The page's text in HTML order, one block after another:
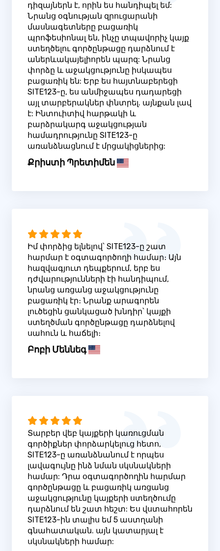
դիզայներն է, որին ես հանդիպել եմ:
Նրանց օգնության զրուցարանի
մասնագետները բացառիկ
պրոֆեսիոնալ են, ինչը տպավորիչ կայք
ստեղծելու գործընթացը դարձնում է
աներևակայելիորեն պարզ: Նրանց
փորձը և աջակցությունը իսկապես
բացառիկ են: Երբ ես հայտնաբերեցի
SITE123-ը, ես անմիջապես դադարեցի
այլ տարբերակներ փնտրել. այնքան լավ
է: Ինտուիտիվ հարթակի և
բարձրակարգ աջակցության
համադրությունը SITE123-ը
առանձնացնում է մրցակիցներից:
Քրիստի Պրետիմեն
Իմ փորձից ելնելով՝ SITE123-ը շատ
հարմար է օգտագործողի համար։ Այն
հազվագյուտ դեպքերում, երբ ես
դժվարությունների էի հանդիպում,
նրանց առցանց աջակցությունը
բացառիկ էր։ Նրանք արագորեն
լուծեցին ցանկացած խնդիր՝ կայքի
ստեղծման գործընթացը դարձնելով
սահուն և հաճելի։
Բոբի Մեննեգ
Տարբեր վեբ կայքերի կառուցման
գործիքներ փորձարկելուց հետո,
SITE123-ը առանձնանում է որպես
լավագույնը ինձ նման սկսնակների
համար: Դրա օգտագործողին հարմար
գործընթացը և բացառիկ առցանց
աջակցությունը կայքերի ստեղծումը
դարձնում են շատ հեշտ: Ես վստահորեն
SITE123-ին տալիս եմ 5 աստղանի
գնահատական. այն կատարյալ է
սկսնակների համար: